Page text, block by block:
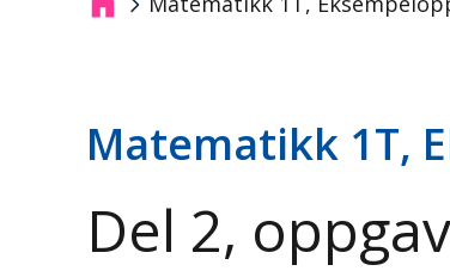
Matematikk 1T,
Del 2,